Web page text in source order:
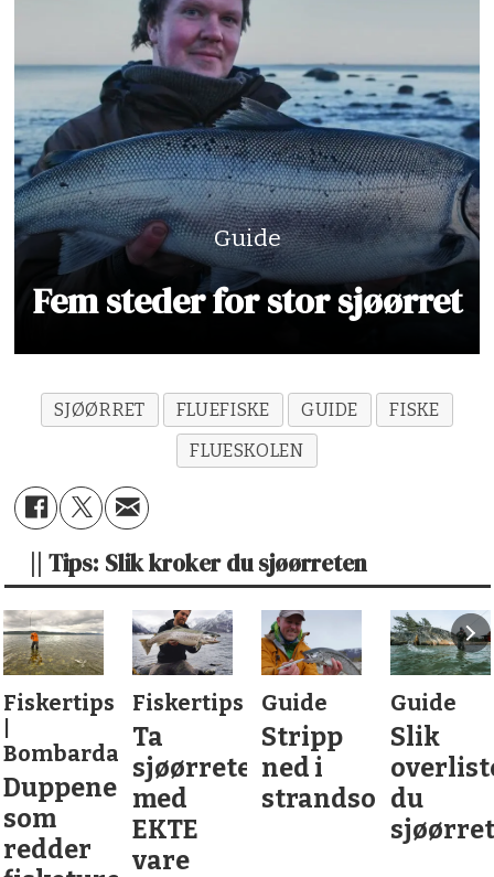
Guide
Fem steder for stor sjøørret
SJØØRRET FLUEFISKE GUIDE
FISKE
FLUESKOLEN
|| Tips: Slik kroker du sjøørreten
Fiskertips
Ta
sjøørreten
med
EKTE
vare
Guide
Stripp
ned i
strandsonen
Guide
Slik
overlister
du
sjøørreten
Fusta –